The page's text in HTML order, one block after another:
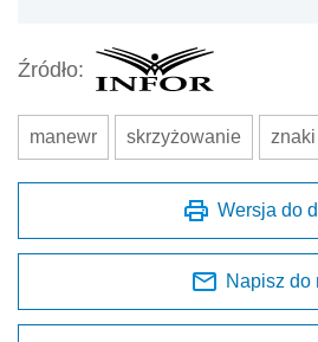
Źródło:
manewr skrzyżowanie
Wersja do
Napisz do